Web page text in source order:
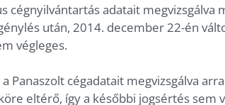
cégnyilvántartás adatait megvizsgálva
után, 2014. december 22-én
végleges.
Panaszolt cégadatait megvizsgálva
eltérő, így a későbbi jogsértés sem